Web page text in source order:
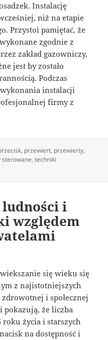
Instalację
niż na etapie
Przystoi pamiętać, że
zgodnie z
zakład gazowniczy,
jest by zostało
Podczas
instalacji
firmy z
, przewiert, przewierty,
sterowane,techniki
i
względem
się wieku się
z najistotniejszych
i społecznej
pokazują, że liczba
życia i starszych
na dostępność i